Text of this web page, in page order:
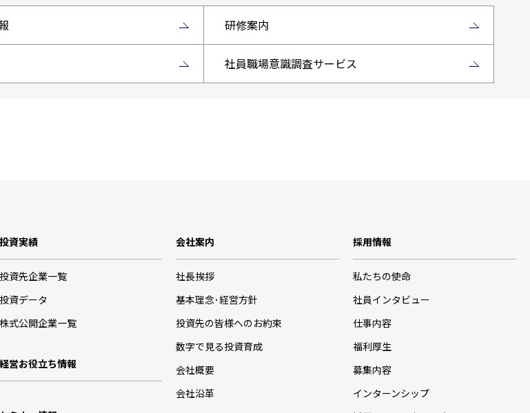
研修案内
社員職場意識調査サービス
投資実績
投資先企業一覧
投資データ
株式公開企業一覧
経営お役立ち情報
会社案内
社長挨拶
基本理念･経営方針
投資先の皆様へのお約束
数字で見る投資育成
会社概要
会社沿革
採用情報
私たちの使命
社員インタビュー
仕事内容
福利厚生
募集内容
インターンシップ